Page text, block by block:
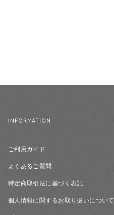
INFORMATION
ご利用ガイド
よくあるご質問
特定商取引法に基づく表記
個人情報に関するお取り扱いについて